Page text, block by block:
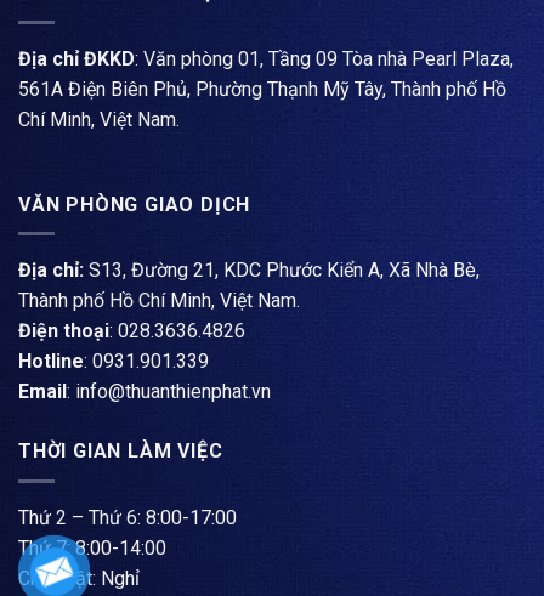
Địa chỉ ĐKKD: Văn phòng 01, Tầng 09 Tòa nhà Pearl Plaza,
561A Điện Biên Phủ, Phường Thạnh Mỹ Tây, Thành phố Hồ
Chí Minh, Việt Nam.
VĂN PHÒNG GIAO DỊCH
Địa chỉ: S13, Đường 21, KDC Phước Kiển A, Xã Nhà Bè,
Thành phố Hồ Chí Minh, Việt Nam.
Điện thoại: ​028.3636.4826
Hotline: 0931.901.339
Email : info@thuanthienphat.vn
THỜI GIAN LÀM VIỆC
Thứ 2 – Thứ 6: 8:00-17:00
Thứ 7: 8:00-14:00
Chủ nhật: Nghỉ